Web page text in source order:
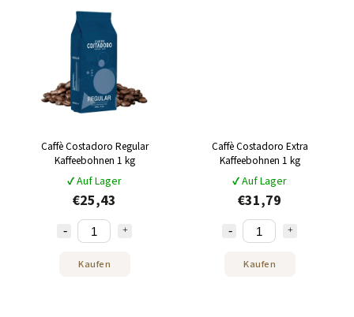
Caffè Costadoro Regular
Kaffeebohnen 1 kg
✔ Auf Lager
€25,43
Kaufen
Caffè Costadoro Extra
Kaffeebohnen 1 kg
✔ Auf Lager
€31,79
Kaufen